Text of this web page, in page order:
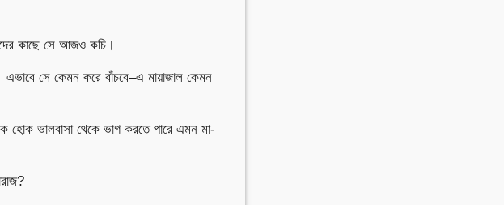
কাছে সে আজও কচি।
সে কেমন করে বাঁচবে–এ মায়াজাল কেমন
হোক ভালবাসা থেকে ভাগ করতে পারে এমন মা-